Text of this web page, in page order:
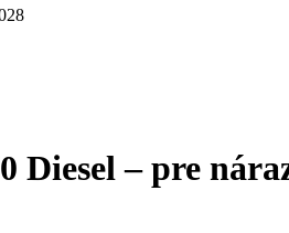
– pre